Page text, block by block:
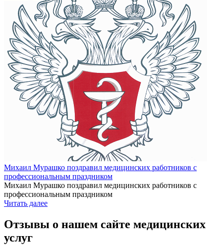
Михаил Мурашко поздравил медицинских работников с
профессиональным праздником
Михаил Мурашко поздравил медицинских работников с
профессиональным праздником
Читать далее
Отзывы о нашем сайте медицинских
услуг